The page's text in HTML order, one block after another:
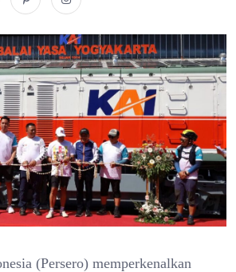
(Persero) memperkenalkan